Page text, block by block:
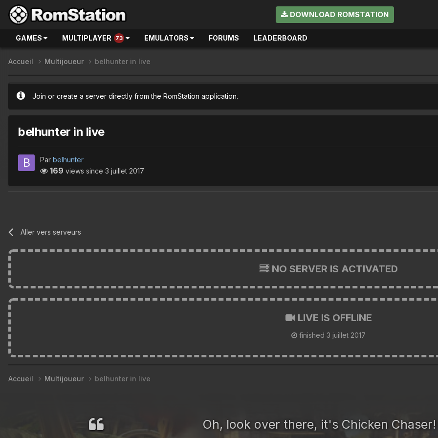
DOWNLOAD ROMSTATION
GAMES MULTIPLAYER 73 EMULATORS FORUMS LEADERBOARD
Accueil Multijoueur belhunter in live
Join or create a server directly from the RomStation application.
belhunter in live
Par belhunter
169 views since 3 juillet 2017
Aller vers serveurs
NO SERVER IS ACTIVATED
LIVE IS OFFLINE
finished 3 juillet 2017
Accueil Multijoueur belhunter in live
Oh, look over there, it's Chicken